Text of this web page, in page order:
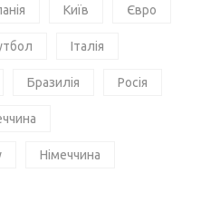
Київ Євро
Італія
Бразилія Росія
Німеччина